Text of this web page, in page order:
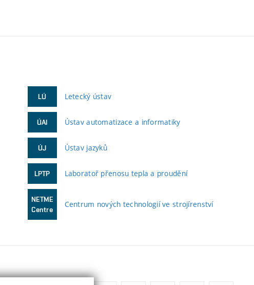
LÚ Letecký ústav
ÚAI Ústav automatizace a informatiky
ÚJ Ústav jazyků
LPTP Laboratoř přenosu tepla a proudění
NETME
Centre
Centrum nových technologií ve strojírenství